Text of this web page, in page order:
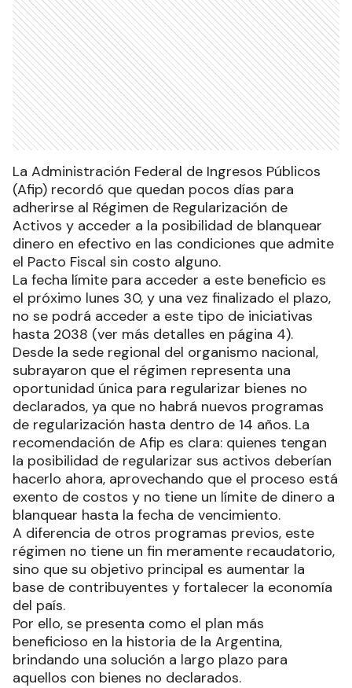
La Administración Federal de Ingresos Públicos
(Afip) recordó que quedan pocos días para
adherirse al Régimen de Regularización de
Activos y acceder a la posibilidad de blanquear
dinero en efectivo en las condiciones que admite
el Pacto Fiscal sin costo alguno.
La fecha límite para acceder a este beneficio es
el próximo lunes 30, y una vez finalizado el plazo,
no se podrá acceder a este tipo de iniciativas
hasta 2038 (ver más detalles en página 4).
Desde la sede regional del organismo nacional,
subrayaron que el régimen representa una
oportunidad única para regularizar bienes no
declarados, ya que no habrá nuevos programas
de regularización hasta dentro de 14 años. La
recomendación de Afip es clara: quienes tengan
la posibilidad de regularizar sus activos deberían
hacerlo ahora, aprovechando que el proceso está
exento de costos y no tiene un límite de dinero a
blanquear hasta la fecha de vencimiento.
A diferencia de otros programas previos, este
régimen no tiene un fin meramente recaudatorio,
sino que su objetivo principal es aumentar la
base de contribuyentes y fortalecer la economía
del país.
Por ello, se presenta como el plan más
beneficioso en la historia de la Argentina,
brindando una solución a largo plazo para
aquellos con bienes no declarados.